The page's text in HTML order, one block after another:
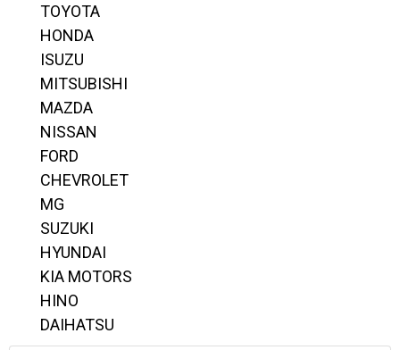
TOYOTA
HONDA
ISUZU
MITSUBISHI
MAZDA
NISSAN
FORD
CHEVROLET
MG
SUZUKI
HYUNDAI
KIA MOTORS
HINO
DAIHATSU